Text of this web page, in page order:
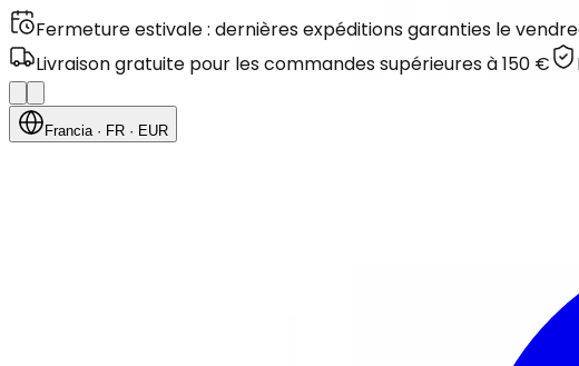
Fermeture estivale : dernières expéditions garanties le
Livraison gratuite pour les commandes supérieures à 150 €
Francia· FR · EUR